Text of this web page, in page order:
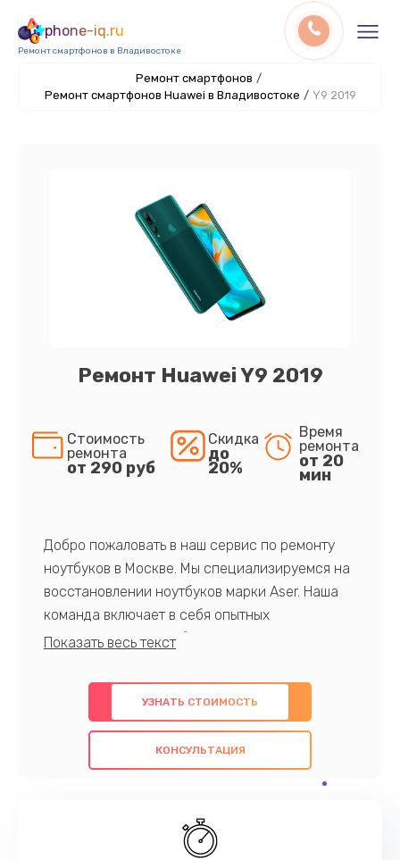
phone-iq.ru
Ремонт смартфонов в Владивостоке
Ремонт смартфонов /
Ремонт смартфонов Huawei в Владивостоке / Y9 2019
Ремонт Huawei Y9 2019
Стоимость
ремонта
от 290 руб
Скидка
до
20%
Время
ремонта
от 20
мин
Добро пожаловать в наш сервис по ремонту
ноутбуков в Москве. Мы специализируемся на
восстановлении ноутбуков марки Aser. Наша
команда включает в себя опытных
профессионалов с обширными знаниями и
предлагаем быстрый и качественный ремонт с
использованием оригинальных компонентов, а
также гарантируем качество всех
проведенных работ. Наша цель - предоставить
наилучшим образом. Не медлите записаться на
УЗНАТЬ СТОИМОСТЬ
КОНСУЛЬТАЦИЯ